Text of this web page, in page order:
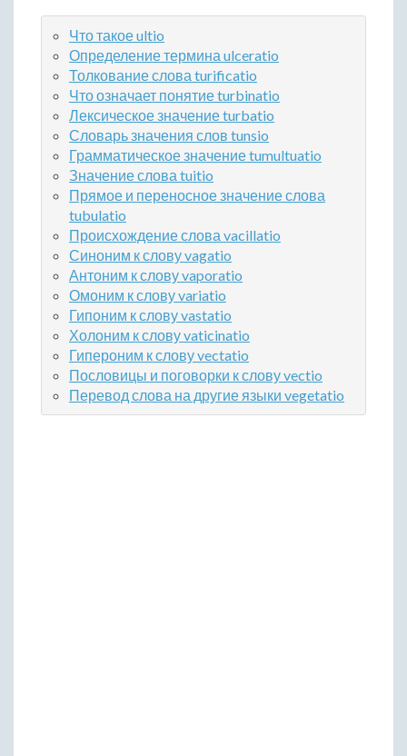
Что такое ultio
Определение термина ulceratio
Толкование слова turificatio
Что означает понятие turbinatio
Лексическое значение turbatio
Словарь значения слов tunsio
Грамматическое значение tumultuatio
Значение слова tuitio
Прямое и переносное значение слова
tubulatio
Происхождение слова vacillatio
Синоним к слову vagatio
Антоним к слову vaporatio
Омоним к слову variatio
Гипоним к слову vastatio
Холоним к слову vaticinatio
Гипероним к слову vectatio
Пословицы и поговорки к слову vectio
Перевод слова на другие языки vegetatio